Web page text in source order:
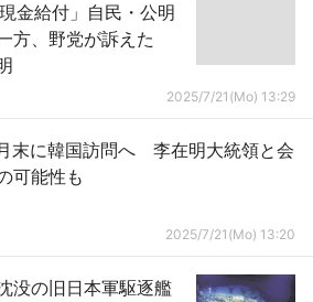
金給付」自民・公明
、野党が訴えた
2025/7/21(Mo) 13:29
末に韓国訪問へ 李在明大統領と会
可能性も
2025/7/21(Mo) 13:20
没の旧日本軍駆逐艦